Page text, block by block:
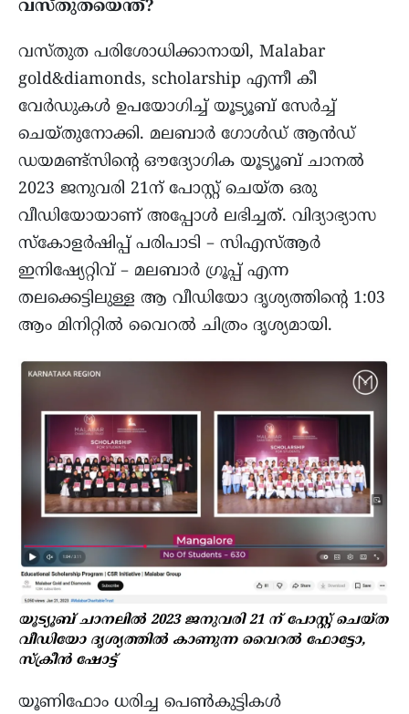
വസ്തുതയെന്ത്?
വസ്തുത പരിശോധിക്കാനായി, Malabar
gold&diamonds, scholarship എന്നീ കീ
വേർഡുകൾ ഉപയോഗിച്ച് യൂട്യൂബ് സേർച്ച്
ചെയ്തുനോക്കി. മലബാർ ഗോൾഡ് ആൻഡ്
ഡയമണ്ട്സിന്റെ ഔദ്യോഗിക യൂട്യൂബ് ചാനൽ
2023 ജനുവരി 21ന് പോസ്റ്റ് ചെയ്ത ഒരു
വീഡിയോയാണ് അപ്പോൾ ലഭിച്ചത്. വിദ്യാഭ്യാസ
സ്‌കോളർഷിപ്പ് പരിപാടി – സിഎസ്‌ആർ
ഇനിഷ്യേറ്റിവ് – മലബാർ ഗ്രൂപ്പ് എന്ന
തലക്കെട്ടിലുള്ള ആ വീഡിയോ ദൃശ്യത്തിന്റെ 1:03
ആം മിനിറ്റിൽ വൈറൽ ചിത്രം ദൃശ്യമായി.
യൂട്യൂബ് ചാനലിൽ 2023 ജനുവരി 21 ന് പോസ്റ്റ് ചെയ്ത
വീഡിയോ ദൃശ്യത്തിൽ കാണുന്ന വൈറൽ ഫോട്ടോ,
സ്ക്രീൻ ഷോട്ട്
യൂണിഫോം ധരിച്ച പെൺകുട്ടികൾ